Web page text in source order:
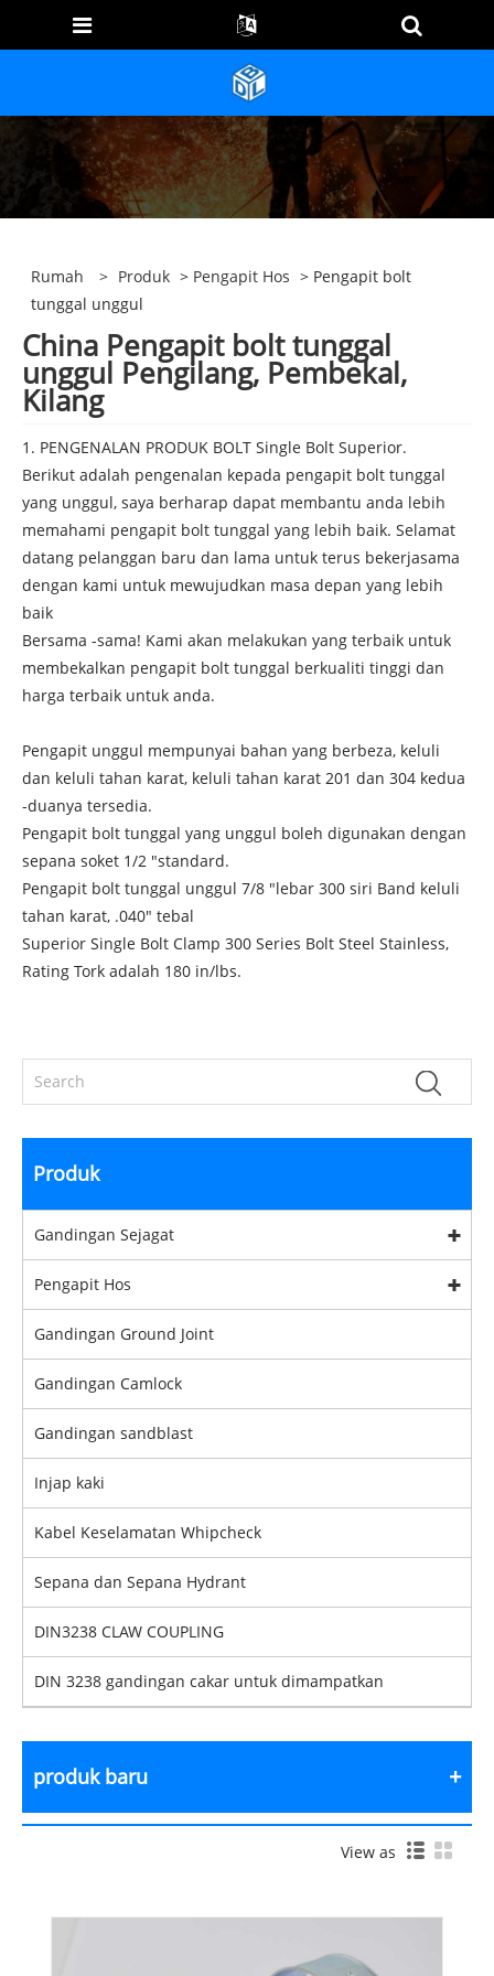
Rumah > Produk > Pengapit Hos > Pengapit bolt
tunggal unggul
China Pengapit bolt tunggal
unggul Pengilang, Pembekal,
Kilang
1. PENGENALAN PRODUK BOLT Single Bolt Superior.
Berikut adalah pengenalan kepada pengapit bolt tunggal
yang unggul, saya berharap dapat membantu anda lebih
memahami pengapit bolt tunggal yang lebih baik. Selamat
datang pelanggan baru dan lama untuk terus bekerjasama
dengan kami untuk mewujudkan masa depan yang lebih
baik
Bersama -sama! Kami akan melakukan yang terbaik untuk
membekalkan pengapit bolt tunggal berkualiti tinggi dan
harga terbaik untuk anda.
Pengapit unggul mempunyai bahan yang berbeza, keluli
dan keluli tahan karat, keluli tahan karat 201 dan 304 kedua
-duanya tersedia.
Pengapit bolt tunggal yang unggul boleh digunakan dengan
sepana soket 1/2 "standard.
Pengapit bolt tunggal unggul 7/8 "lebar 300 siri Band keluli
tahan karat, .040" tebal
Superior Single Bolt Clamp 300 Series Bolt Steel Stainless,
Rating Tork adalah 180 in/lbs.
Produk
Gandingan Sejagat
Pengapit Hos
Gandingan Ground Joint
Gandingan Camlock
Gandingan sandblast
Injap kaki
Kabel Keselamatan Whipcheck
Sepana dan Sepana Hydrant
DIN3238 CLAW COUPLING
DIN 3238 gandingan cakar untuk dimampatkan
produk baru
View as